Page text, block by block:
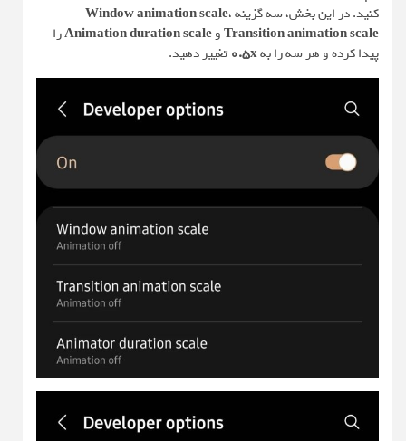
کنید. در این بخش، سه گزینهWindow animation scale،
Transition animation scaleوAnimation duration scaleرا
پیدا کرده و هر سه را به0.5xتغییر دهید.